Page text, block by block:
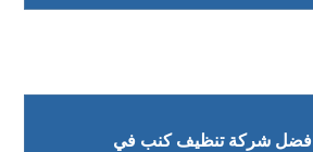
افضل شركة تنظيف كنب في